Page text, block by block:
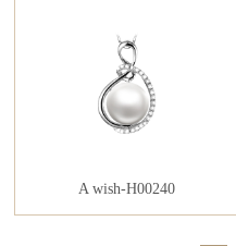
A wish-H00240